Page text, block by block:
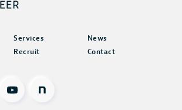
Services
News
Recruit Contact